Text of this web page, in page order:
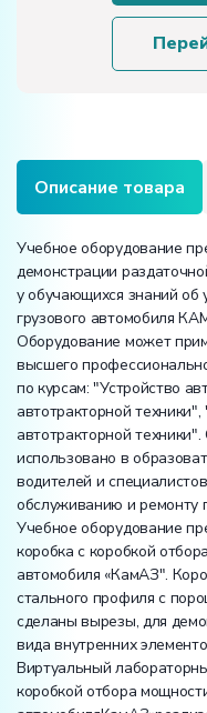
Описание товара
Учебное оборудование
демонстрации
у обучающихся знаний об
грузового автомобиля
Оборудование может
высшего
по курсам: "Устройство
автотракторной
автотракторной
использовано в
водителей и
обслуживанию и ремонту
Учебное оборудование
коробка с коробкой
автомобиля «КамАЗ".
стального профиля с
сделаны вырезы, для
вида внутренних
Виртуальный
коробкой отбора